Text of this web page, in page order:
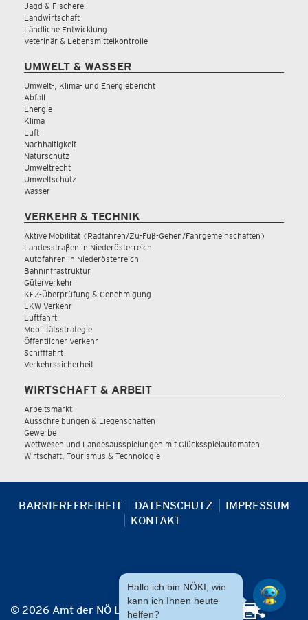
Jagd & Fischerei
Landwirtschaft
Ländliche Entwicklung
Veterinär & Lebensmittelkontrolle
UMWELT & WASSER
Umwelt-, Klima- und Energiebericht
Abfall
Energie
Klima
Luft
Nachhaltigkeit
Naturschutz
Umweltrecht
Umweltschutz
Wasser
VERKEHR & TECHNIK
Aktive Mobilität (Radfahren/Zu-Fuß-Gehen/Fahrgemeinschaften)
Landesstraßen in Niederösterreich
Autofahren in Niederösterreich
Bahninfrastruktur
Güterverkehr
KFZ-Überprüfung & Genehmigung
LKW Verkehr
Luftfahrt
Mobilitätsstrategie
Öffentlicher Verkehr
Schifffahrt
Verkehrssicherheit
WIRTSCHAFT & ARBEIT
Arbeitsmarkt
Ausschreibungen & Liegenschaften
Gewerbe
Wettwesen und Landesausspielungen mit Glücksspielautomaten
Wirtschaft, Tourismus & Technologie
BARRIEREFREIHEIT DATENSCHUTZ
IMPRESSUM
KONTAKT
© 2026 Amt der NÖ Landesregierung
Hallo ich bin NÖKI, wie
kann ich Ihnen heute
helfen?